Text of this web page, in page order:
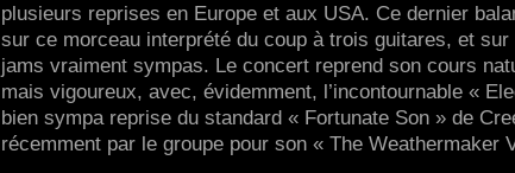
plusieurs reprises en Europe et aux USA. Ce dernier
sur ce morceau interprété du coup à trois guitares, et sur
jams vraiment sympas. Le concert reprend son cours
mais vigoureux, avec, évidemment, l’incontournable «
bien sympa reprise du standard « Fortunate Son » de
récemment par le groupe pour son « The Weathermaker